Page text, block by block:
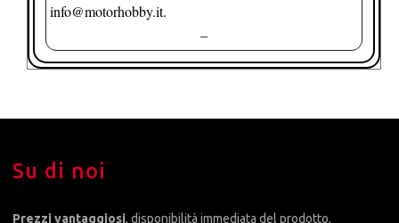
info@motorhobby.it.
–
Su di noi
Prezzi vantaggiosi, disponibilità immediata del prodotto,